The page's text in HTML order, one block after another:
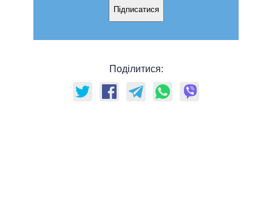
Підписатися
Поділитися: